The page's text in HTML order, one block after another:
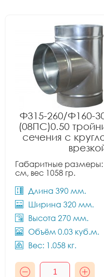
Ф315-260/Ф160-
(08ПС)0.50
сечения с
Габаритные размеры:
см, вес 1058 гр.
Длина 390 мм.
Ширина 320 мм.
Высота 270 мм.
Объём 0.03 куб.м.
Вес: 1.058 кг.